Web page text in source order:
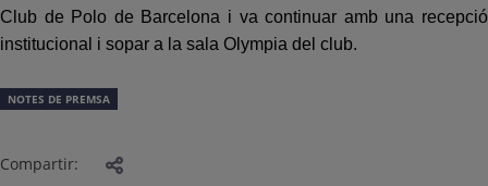
Club de Polo de Barcelona i va continuar amb una recepció
institucional i sopar a la sala Olympia del club.
NOTES DE PREMSA
Compartir: